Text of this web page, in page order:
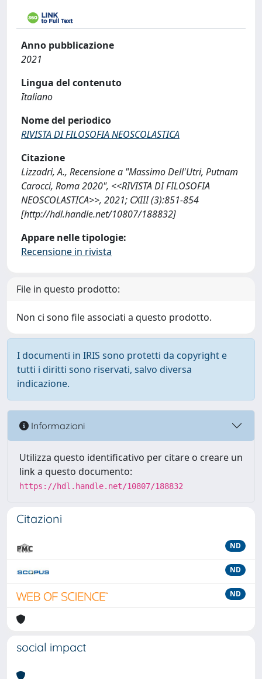
Anno pubblicazione
2021
Lingua del contenuto
Italiano
Nome del periodico
RIVISTA DI FILOSOFIA NEOSCOLASTICA
Citazione
Lizzadri, A., Recensione a "Massimo Dell'Utri, Putnam
Carocci, Roma 2020", <<RIVISTA DI FILOSOFIA
NEOSCOLASTICA>>, 2021; CXIII (3):851-854
[http://hdl.handle.net/10807/188832]
Appare nelle tipologie:
Recensione in rivista
File in questo prodotto:
Non ci sono file associati a questo prodotto.
I documenti in IRIS sono protetti da copyright e
tutti i diritti sono riservati, salvo diversa
indicazione.
Informazioni
Utilizza questo identificativo per citare o creare un
link a questo documento:
https://hdl.handle.net/10807/188832
Citazioni
ND
ND
ND
social impact